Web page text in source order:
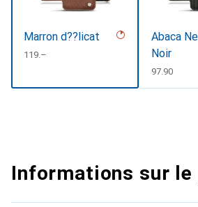
Marron d??licat
CHF
119.–
Abaca
Noir
CHF
97.90
Informations sur